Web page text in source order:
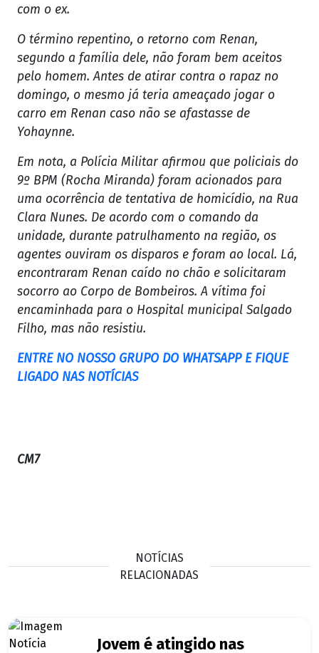
com o ex.
O término repentino, o retorno com Renan,
segundo a família dele, não foram bem aceitos
pelo homem. Antes de atirar contra o rapaz no
domingo, o mesmo já teria ameaçado jogar o
carro em Renan caso não se afastasse de
Yohaynne.
Em nota, a Polícia Militar afirmou que policiais do
9º BPM (Rocha Miranda) foram acionados para
uma ocorrência de tentativa de homicídio, na Rua
Clara Nunes. De acordo com o comando da
unidade, durante patrulhamento na região, os
agentes ouviram os disparos e foram ao local. Lá,
encontraram Renan caído no chão e solicitaram
socorro ao Corpo de Bombeiros. A vítima foi
encaminhada para o Hospital municipal Salgado
Filho, mas não resistiu.
ENTRE NO NOSSO GRUPO DO WHATSAPP E FIQUE
LIGADO NAS NOTÍCIAS
CM7
NOTÍCIAS
RELACIONADAS
Jovem é atingido nas